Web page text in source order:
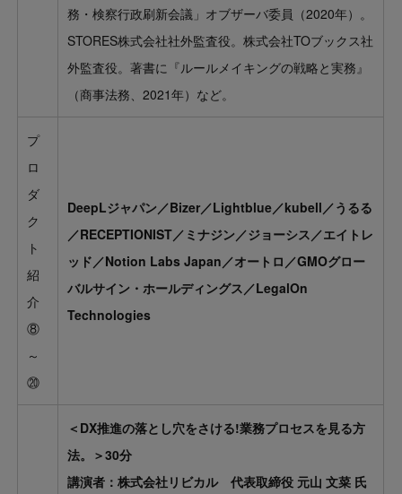
務・検察行政刷新会議」オブザーバ委員（2020年）。
STORES株式会社社外監査役。株式会社TOブックス社
外監査役。著書に『ルールメイキングの戦略と実務』
（商事法務、2021年）など。
プ
ロ
ダ
ク
ト
紹
介
⑧
～
⑳
DeepLジャパン／Bizer／Lightblue／kubell／うるる
／RECEPTIONIST／ミナジン／ジョーシス／エイトレ
ッド／Notion Labs Japan／オートロ／GMOグロー
バルサイン・ホールディングス／LegalOn
Technologies
＜DX推進の落とし穴をさける!業務プロセスを見る方
法。＞30分
講演者：株式会社リビカル 代表取締役 元山 文菜 氏